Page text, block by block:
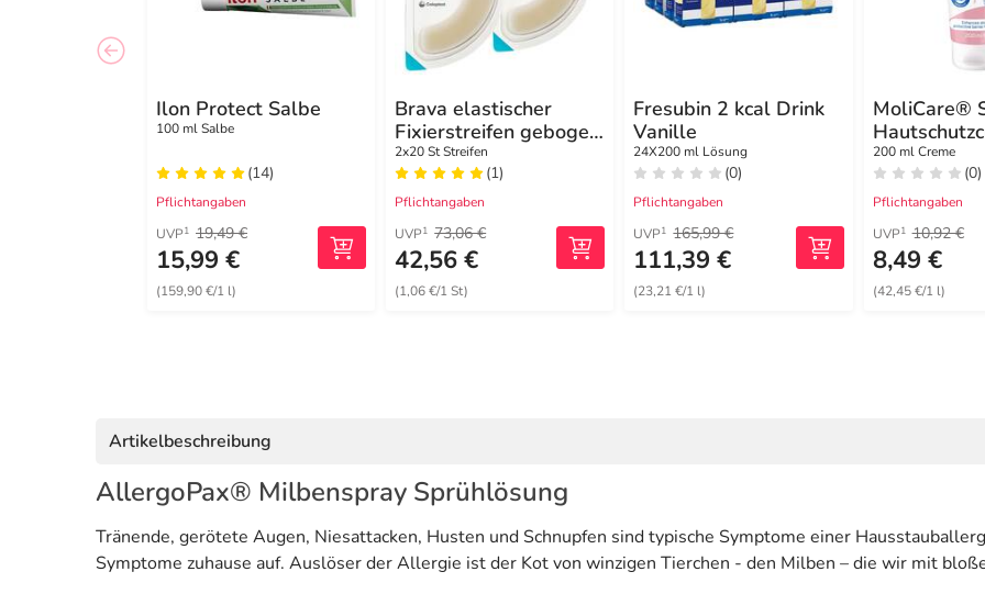
Ilon Protect Salbe
100 ml Salbe
(14)
Pflichtangaben
UVP1 19,49 €
15,99 €
(159,90 €/1 l)
Brava elastischer
Fixierstreifen gebogen
XL
2x20 St Streifen
(1)
Pflichtangaben
UVP1 73,06 €
42,56 €
(1,06 €/1 St)
Fresubin 2 kcal Drink
Vanille
24X200 ml Lösung
(0)
Pflichtangaben
UVP1 165,99 €
111,39 €
(23,21 €/1 l)
MoliCare®
200 ml Creme
(0)
Pflichtangaben
UVP1 10,92 €
8,49 €
(42,45 €/1 l)
Artikelbeschreibung
AllergoPax® Milbenspray Sprühlösung
Tränende, gerötete Augen, Niesattacken, Husten und Schnupfen sind typische Symptome einer
Symptome zuhause auf. Auslöser der Allergie ist der Kot von winzigen Tierchen - den Milben – die wir mit